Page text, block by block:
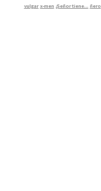
vulgar x-men ¿Señor tiene... ñero